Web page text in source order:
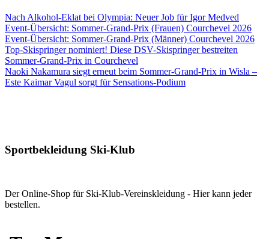
Nach Alkohol-Eklat bei Olympia: Neuer Job für Igor Medved
Event-Übersicht: Sommer-Grand-Prix (Frauen) Courchevel 2026
Event-Übersicht: Sommer-Grand-Prix (Männer) Courchevel 2026
Top-Skispringer nominiert! Diese DSV-Skispringer bestreiten
Sommer-Grand-Prix in Courchevel
Naoki Nakamura siegt erneut beim Sommer-Grand-Prix in Wisla –
Este Kaimar Vagul sorgt für Sensations-Podium
Sportbekleidung Ski-Klub
Der Online-Shop für Ski-Klub-Vereinskleidung - Hier kann jeder
bestellen.